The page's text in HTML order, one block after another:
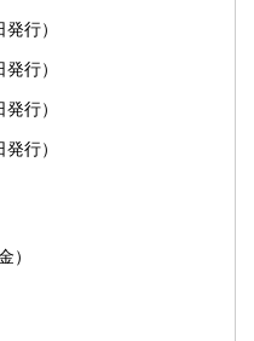
行）
行）
行）
行）
）